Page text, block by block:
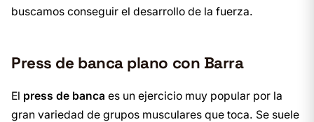
buscamos conseguir el desarrollo de la fuerza.
Press de banca plano con Barra
El press de banca es un ejercicio muy popular por la
gran variedad de grupos musculares que toca. Se suele